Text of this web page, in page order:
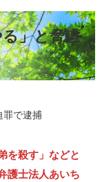
る」と脅迫
で逮捕
を殺す」などと
護士法人あいち